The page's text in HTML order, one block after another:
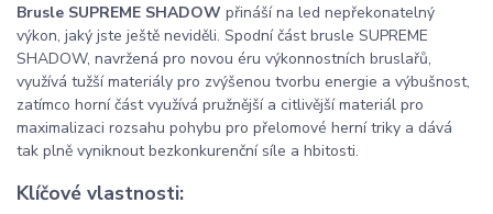
Brusle SUPREME SHADOW přináší na led nepřekonatelný
výkon, jaký jste ještě neviděli. Spodní část brusle SUPREME
SHADOW, navržená pro novou éru výkonnostních bruslařů,
využívá tužší materiály pro zvýšenou tvorbu energie a výbušnost,
zatímco horní část využívá pružnější a citlivější materiál pro
maximalizaci rozsahu pohybu pro přelomové herní triky a dává
tak plně vyniknout bezkonkurenční síle a hbitosti.
Klíčové vlastnosti: